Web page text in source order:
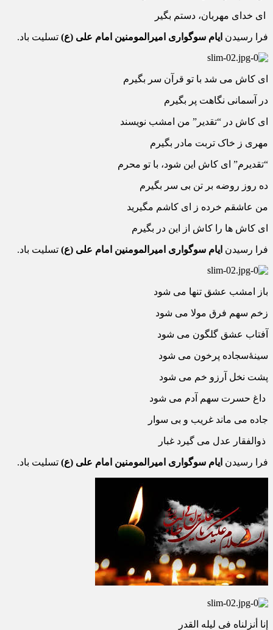
ای خدای مهربان، دستم بگیر
فرا رسیدن ایام سوگواری امیرالمومنین امام علی (ع) تسلیت باد.
ای کاش می شد با تو قرآن سر بگیرم
در آسمانی نگاهت پر بگیرم
ای کاش در “تقدیر” من امشب نویسند
مهری ز خاک تربت مادر بگیرم
“تقدیرم” ای کاش این شود، با تو محرم
ده روز روضه بر تن بی سر بگیرم
من عاشقم خرده ز ای کاشم مگیرید
ای کاش ها را کاش از این در بگیرم
فرا رسیدن ایام سوگواری امیرالمومنین امام علی (ع) تسلیت باد.
باز امشب عشق تنها می شود
زخم سهم فرق مولا می شود
آفتاب عشق گلگون می شود
سینۀسجاده پرخون می شود
پشت نخل آرزو خم می شود
داغ حسرت سهم آدم می شود
جاده می ماند غریب و بی سوار
ذوالفقار عدل می گیرد غبار
فرا رسیدن ایام سوگواری امیرالمومنین امام علی (ع) تسلیت باد.
إنا أنزلناه فی لیله القدر